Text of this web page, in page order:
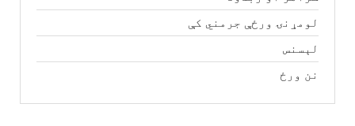
لومړنۍ ورځې جرمني کې
لېسنس
نن ورځ